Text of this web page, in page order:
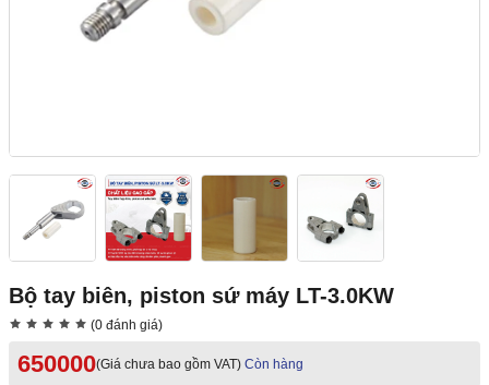
Bộ tay biên, piston sứ máy LT-3.0KW
(0 đánh giá)
650000(Giá chưa bao gồm VAT) Còn hàng